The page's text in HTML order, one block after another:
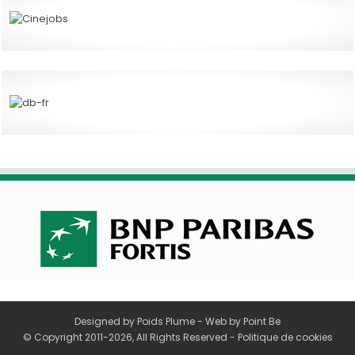
Designed by Poids Plume- Web by Point Be
© Copyright 2011-2026, All Rights Reserved - Politique de cookies